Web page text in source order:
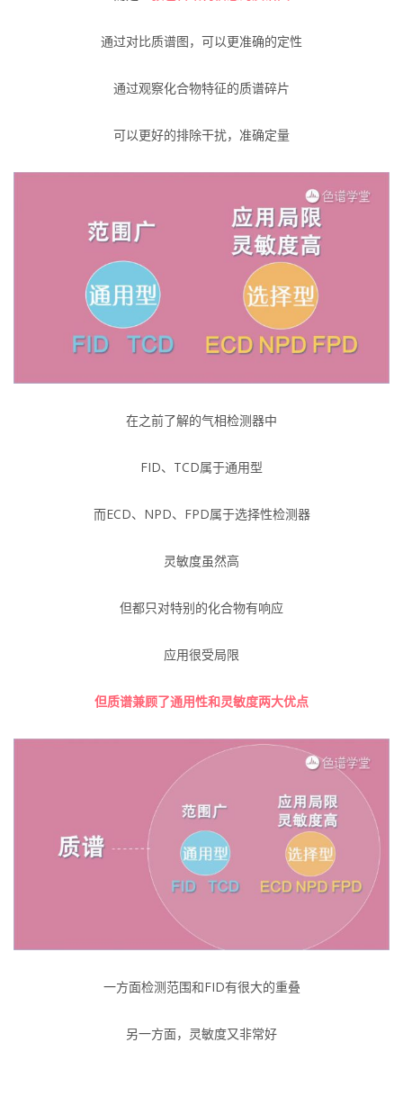
通过对比质谱图，可以更准确的定性
通过观察化合物特征的质谱碎片
可以更好的排除干扰，准确定量
在之前了解的气相检测器中
FID、TCD属于通用型
而ECD、NPD、FPD属于选择性检测器
灵敏度虽然高
但都只对特别的化合物有响应
应用很受局限
但质谱兼顾了通用性和灵敏度两大优点
一方面检测范围和FID有很大的重叠
另一方面，灵敏度又非常好